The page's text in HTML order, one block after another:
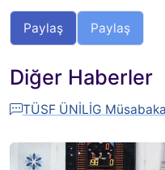
Paylaş Paylaş
Diğer Haberler
TÜSF ÜNİLİG